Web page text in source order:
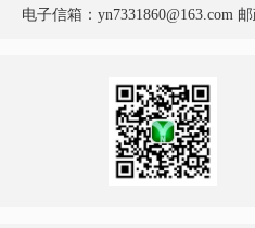
电子信箱：yn7331860@163.com